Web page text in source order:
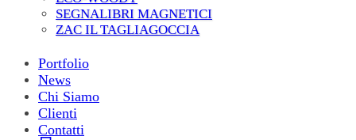
SEGNALIBRI MAGNETICI
ZAC IL TAGLIAGOCCIA
Portfolio
News
Chi Siamo
Clienti
Contatti